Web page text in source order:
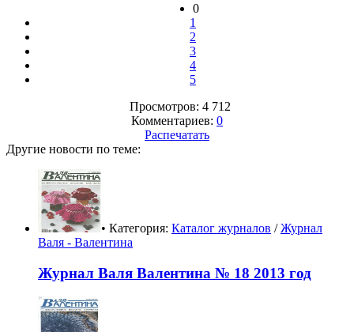
0
1
2
3
4
5
Просмотров: 4 712
Комментариев: 0
Распечатать
Другие новости по теме:
• Категория: Каталог журналов /Журнал
Валя - Валентина
Журнал Валя Валентина № 18 2013 год